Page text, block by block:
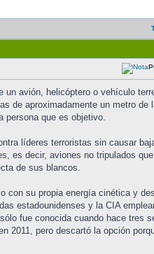
avión, helicóptero o vehículo
de aproximadamente un metro de
persona que es objetivo.
líderes terroristas sin causar
es decir, aviones no tripulados
de sus blancos.
con su propia energía cinética y
estadounidenses y la CIA
fue conocida cuando hace tres
2011, pero descartó la opción